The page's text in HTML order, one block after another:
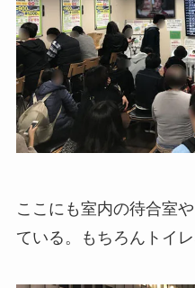
ここにも室内の待合室
ている。もちろんトイレ